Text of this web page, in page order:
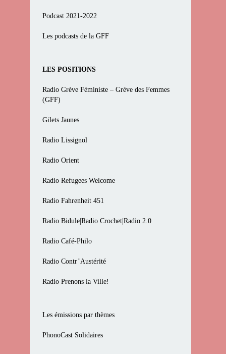
Podcast 2021-2022
Les podcasts de la GFF
LES POSITIONS
Radio Grève Féministe – Grève des Femmes
(GFF)
Gilets Jaunes
Radio Lissignol
Radio Orient
Radio Refugees Welcome
Radio Fahrenheit 451
Radio Bidule|Radio Crochet|Radio 2.0
Radio Café-Philo
Radio Contr’Austérité
Radio Prenons la Ville!
Les émissions par thèmes
PhonoCast Solidaires